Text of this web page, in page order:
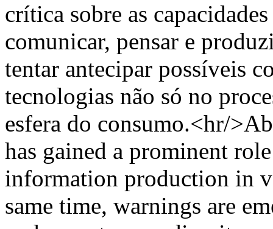
crítica sobre as
comunicar, pensar e
tentar antecipar possíveis
tecnologias não só no
esfera do consumo.<hr/
has gained a prominent
information production in
same time, warnings are